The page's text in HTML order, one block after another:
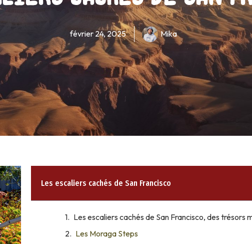
février 24, 2025 Mika
Les escaliers cachés de San Francisco
Les escaliers cachés de San Francisco, des trésors
Les Moraga Steps